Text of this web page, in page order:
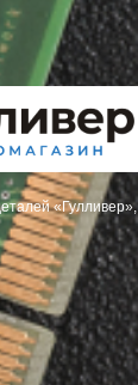
«Гулливер»,